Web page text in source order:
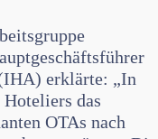
erklärte: „In
Hoteliers das
OTAs nach